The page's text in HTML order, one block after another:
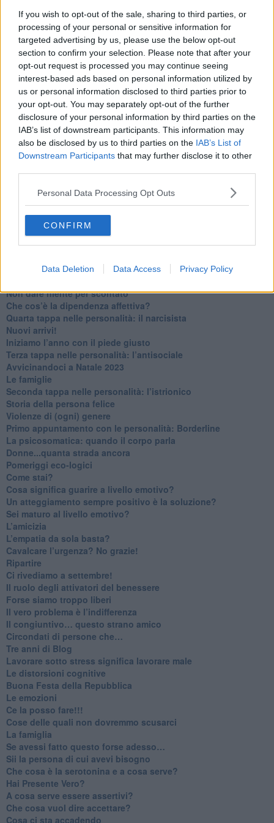
If you wish to opt-out of the sale, sharing to third parties, or
processing of your personal or sensitive information for
targeted advertising by us, please use the below opt-out
section to confirm your selection. Please note that after your
opt-out request is processed you may continue seeing
interest-based ads based on personal information utilized by
us or personal information disclosed to third parties prior to
your opt-out. You may separately opt-out of the further
disclosure of your personal information by third parties on the
IAB’s list of downstream participants. This information may
also be disclosed by us to third parties on the IAB’s List of
Downstream Participants that may further disclose it to other
Personal Data Processing Opt Outs
CONFIRM
Data Deletion Data Access Privacy Policy
​Il lato positivo delle cose
​Storie antiche di tempi moderni
​Quello che alle mamme non dicono
Adultescenza
Homo imbecillis
​4 anni di Blog
Quando il silenzio è aggressivo
​Il passato, questo conosciuto!
​Clima ballerino e sbalzi d’umore
La maternità
​L’uomo o l’orso?
Non hanno un amico a teatro​
​Tutta una questione di rispetto
​Cose che ci esauriscono
​Lasciate ai vostri figli il diritto di piangere
​Parole d’amore regalate al vento
​Essere genitori di un adolescente
​Saper pazientare
​Giornata del Fiocchetto Lilla
Ma ti ascolti?
Non dare niente per scontato
Che cos’è la dipendenza affettiva?
Quarta tappa nelle personalità: il narcisista
​Nuovi arrivi!
​Iniziamo l’anno con il piede giusto
​Terza tappa nelle personalità: l’antisociale
​Avvicinandoci a Natale 2023
Le famiglie
Seconda tappa nelle personalità: l’istrionico
​Storia della persona felice
Violenze di (ogni) genere
​Primo appuntamento con le personalità: Borderline
La psicosomatica: quando il corpo parla
Donne...quanta strada ancora
​Pomeriggi eco-logici
​Come stai?
Cosa significa guarire a livello emotivo?
​Un atteggiamento sempre positivo è la soluzione?
​Sei maturo al livello emotivo?
​L’amicizia
​L’empatia da sola basta?
​Cavalcare l’urgenza? No grazie!
Ripartire
​Ci rivediamo a settembre!
​Il ruolo degli attivatori del benessere
​Forse siamo troppo liberi
​Il vero problema è l’indifferenza
​Il congiuntivo… questo strano amico
​Circondati di persone che…
​Tre anni di Blog
​Lavorare sotto stress significa lavorare male
​Le distorsioni cognitive
​Buona Festa della Repubblica
Le emozioni
​Ce la posso fare!!!
​Cose delle quali non dovremmo scusarci
​La famiglia
​Se avessi fatto questo forse adesso…
​Sii la persona di cui avevi bisogno
Che cosa è la serotonina e a cosa serve?
​Hai Presente Vero?
A cosa serve essere assertivi?
​Che cosa vuol dire accettare?
​Cosa ci sta accadendo